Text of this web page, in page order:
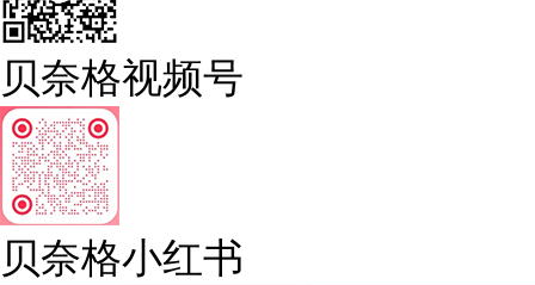
贝奈格视频号
贝奈格小红书